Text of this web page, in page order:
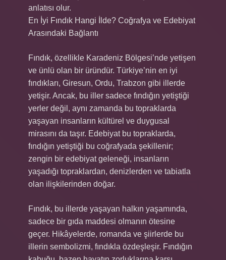
anlatısı olur.
En İyi Fındık Hangi İlde? Coğrafya ve Edebiyat
Arasındaki Bağlantı
Fındık, özellikle Karadeniz Bölgesi’nde yetişen
ve ünlü olan bir üründür. Türkiye’nin en iyi
fındıkları, Giresun, Ordu, Trabzon gibi illerde
yetişir. Ancak, bu iller sadece fındığın yetiştiği
yerler değil, aynı zamanda bu topraklarda
yaşayan insanların kültürel ve duygusal
mirasını da taşır. Edebiyat bu topraklarda,
fındığın yetiştiği bu coğrafyada şekillenir;
zengin bir edebiyat geleneği, insanların
yaşadığı topraklardan, denizlerden ve tabiatla
olan ilişkilerinden doğar.
Fındık, bu illerde yaşayan halkın yaşamında,
sadece bir gıda maddesi olmanın ötesine
geçer. Hikâyelerde, romanda ve şiirlerde bu
illerin sembolizmi, fındıkla özdeşleşir. Fındığın